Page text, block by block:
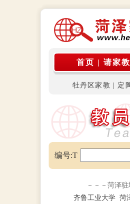
首页 | 请家教
牡丹区家教 定
编号:T
－－－菏泽
齐鲁工业大学 菏